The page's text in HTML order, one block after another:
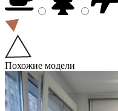
Похожие модели